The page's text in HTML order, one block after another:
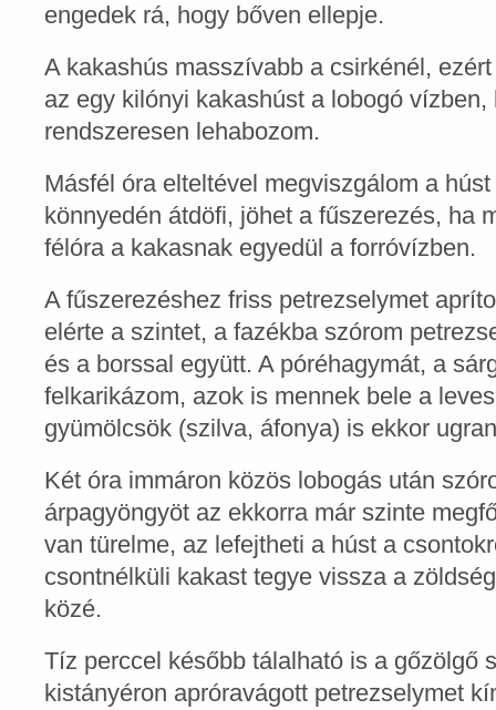
engedek rá, hogy bőven ellepje.
A kakashús masszívabb a csirkénél,
az egy kilónyi kakashúst a lobogó
rendszeresen lehabozom.
Másfél óra elteltével megviszgálom a
könnyedén átdöfi, jöhet a fűszerezés, ha
félóra a kakasnak egyedül a forróvízben.
A fűszerezéshez friss petrezselymet
elérte a szintet, a fazékba szórom
és a borssal együtt. A póréhagymát, a
felkarikázom, azok is mennek bele a
gyümölcsök (szilva, áfonya) is ekkor
Két óra immáron közös lobogás után
árpagyöngyöt az ekkorra már szinte
van türelme, az lefejtheti a húst a
csontnélküli kakast tegye vissza a
közé.
Tíz perccel később tálalható is a gőzölgő
kistányéron apróravágott petrezselymet